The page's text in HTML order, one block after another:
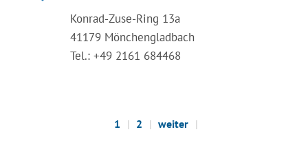
Konrad-Zuse-Ring 13a
41179 Mönchengladbach
Tel.: +49 2161 684468
1 2 weiter